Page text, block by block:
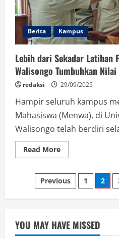
Berita Kampus
Lebih dari Sekadar Latihan
Walisongo Tumbuhkan
redaksi 29/09/2025
Hampir seluruh kampus
Mahasiswa (Menwa), di
Walisongo telah berdiri
Read MoreRead
more
dari
Sekadar
Latihan
Fisik,
Walisongo
Tumbuhkan
Nilai
Posts
pagination
Previous 1 2
YOU MAY HAVE MISSED